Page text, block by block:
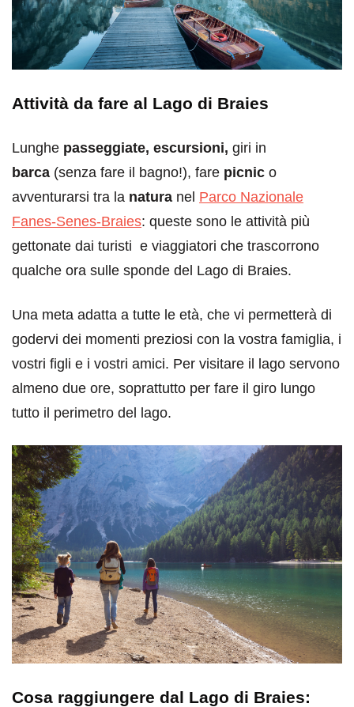
Attività da fare al Lago di Braies
Lunghe passeggiate, escursioni, giri in
barca (senza fare il bagno!), fare picnic o
avventurarsi tra la natura nel Parco Nazionale
Fanes-Senes-Braies: queste sono le attività più
gettonate dai turisti e viaggiatori che trascorrono
qualche ora sulle sponde del Lago di Braies.
Una meta adatta a tutte le età, che vi permetterà di
godervi dei momenti preziosi con la vostra famiglia, i
vostri figli e i vostri amici. Per visitare il lago servono
almeno due ore, soprattutto per fare il giro lungo
tutto il perimetro del lago.
Cosa raggiungere dal Lago di Braies: